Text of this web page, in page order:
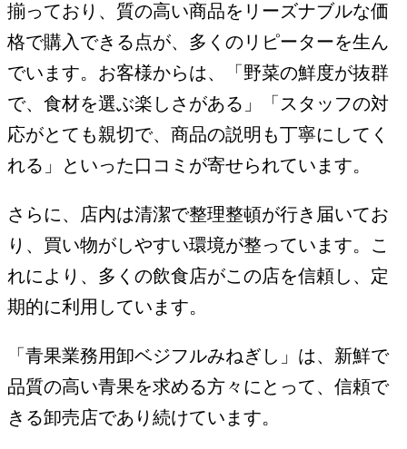
揃っており、質の高い商品をリーズナブルな価
格で購入できる点が、多くのリピーターを生ん
でいます。お客様からは、「野菜の鮮度が抜群
で、食材を選ぶ楽しさがある」「スタッフの対
応がとても親切で、商品の説明も丁寧にしてく
れる」といった口コミが寄せられています。
さらに、店内は清潔で整理整頓が行き届いてお
り、買い物がしやすい環境が整っています。こ
れにより、多くの飲食店がこの店を信頼し、定
期的に利用しています。
「青果業務用卸ベジフルみねぎし」は、新鮮で
品質の高い青果を求める方々にとって、信頼で
きる卸売店であり続けています。